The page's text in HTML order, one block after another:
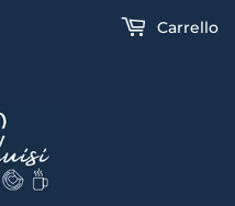
Carrello